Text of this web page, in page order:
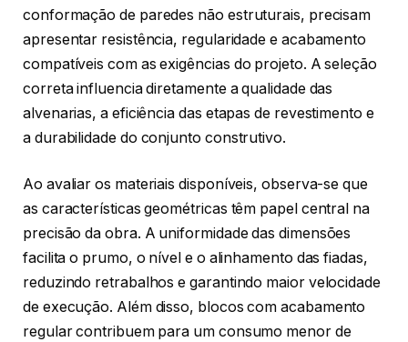
conformação de paredes não estruturais, precisam
apresentar resistência, regularidade e acabamento
compatíveis com as exigências do projeto. A seleção
correta influencia diretamente a qualidade das
alvenarias, a eficiência das etapas de revestimento e
a durabilidade do conjunto construtivo.
Ao avaliar os materiais disponíveis, observa-se que
as características geométricas têm papel central na
precisão da obra. A uniformidade das dimensões
facilita o prumo, o nível e o alinhamento das fiadas,
reduzindo retrabalhos e garantindo maior velocidade
de execução. Além disso, blocos com acabamento
regular contribuem para um consumo menor de